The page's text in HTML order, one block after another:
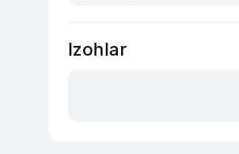
Izohlar